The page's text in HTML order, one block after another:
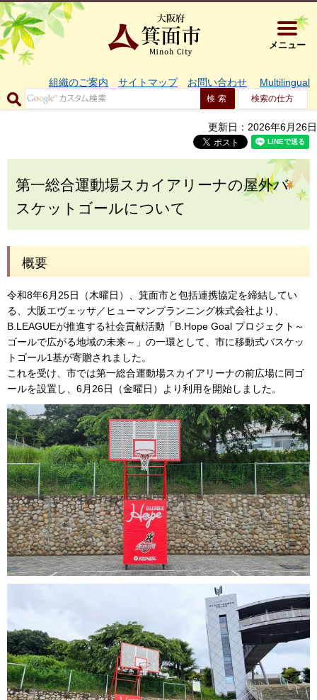
大阪府箕
メニュー
組織のご案内 サイトマップ お問い合わせ Multilingual
検索の仕方
更新日：2026年6月26日
第一総合運動場スカイアリーナの屋外バ
スケットゴールについて
概要
令和8年6月25日（木曜日）、箕面市と包括連携協定を締結してい
る、大阪エヴェッサ／ヒューマンプランニング株式会社より、
B.LEAGUEが推進する社会貢献活動「B.Hope Goal プロジェクト～
ゴールで広がる地域の未来～」の一環として、市に移動式バスケッ
トゴール1基が寄贈されました。
これを受け、市では第一総合運動場スカイアリーナの前広場に同ゴ
ールを設置し、6月26日（金曜日）より利用を開始しました。